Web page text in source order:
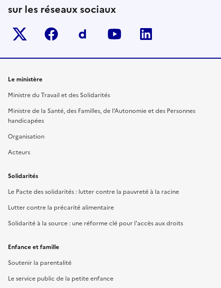
sur les réseaux sociaux
Twitter-x facebook Dailymotion
youtube
Le ministère
Ministre du Travail et des Solidarités
Ministre de la Santé, des Familles, de l'Autonomie et des Personnes
handicapées
Organisation
Acteurs
Solidarités
Le Pacte des solidarités : lutter contre la pauvreté à la racine
Lutter contre la précarité alimentaire
Solidarité à la source : une réforme clé pour l'accès aux droits
Enfance et famille
Soutenir la parentalité
Le service public de la petite enfance